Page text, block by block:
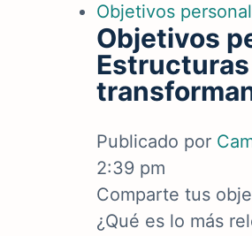
Objetivos
Objetivos
Publicado por
2:39 pm
Comparte tus
¿Qué es lo más